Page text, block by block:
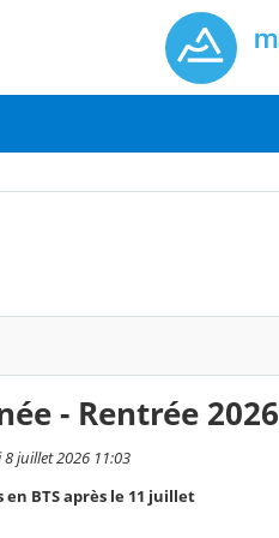
- Rentrée 2026
juillet 2026 11:03
BTS après le 11 juillet